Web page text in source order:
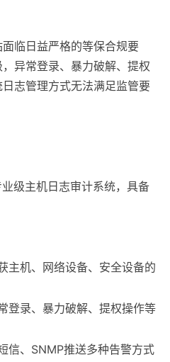
临日益严格的等保合规要
异常登录、暴力破解、提权
志管理方式无法满足监管要
级主机日志审计系统，具备
主机、网络设备、安全设备的
登录、暴力破解、提权操作等
信、SNMP推送多种告警方式